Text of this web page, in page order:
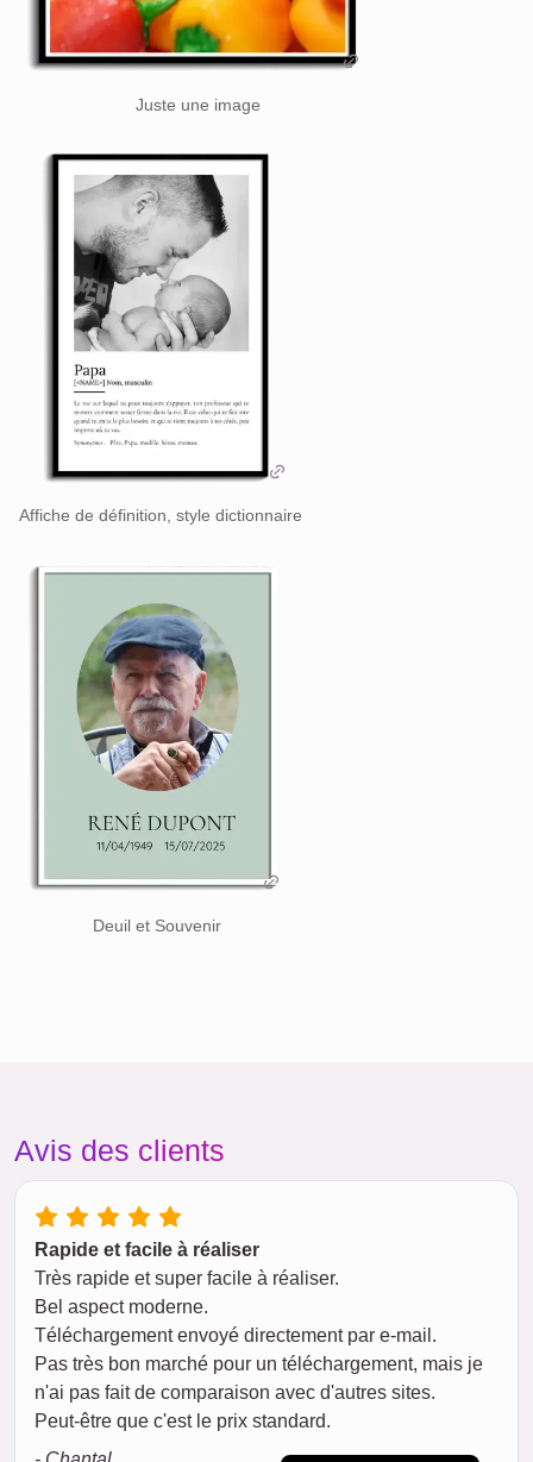
Juste une image
Affiche de définition, style dictionnaire
Deuil et Souvenir
Avis des clients
Rapide et facile à réaliser
Très rapide et super facile à réaliser.
Bel aspect moderne.
Téléchargement envoyé directement par e-mail.
Pas très bon marché pour un téléchargement, mais je
n'ai pas fait de comparaison avec d'autres sites.
Peut-être que c'est le prix standard.